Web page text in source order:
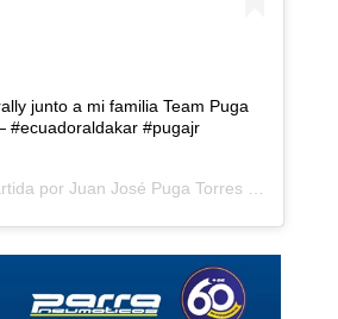
junto a mi familia Team Puga
#ecuadoraldakar #pugajr
por Juan José Puga Torres